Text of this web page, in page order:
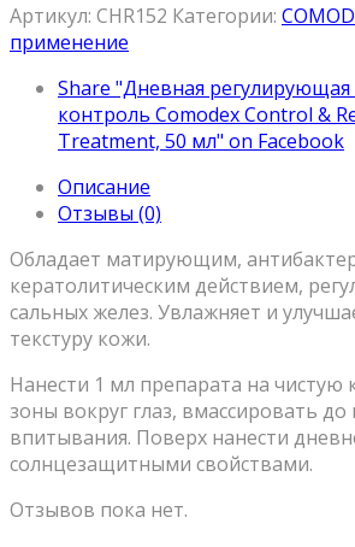
Артикул: CHR152 Категории:
применение
Share "Дневная
контроль Comodex Control &
Treatment, 50 мл" on Facebook
Описание
Отзывы (0)
Обладает матирующим,
кератолитическим действием,
сальных желез. Увлажняет и
текстуру кожи.
Нанести 1 мл препарата на чистую
зоны вокруг глаз, вмассировать до
впитывания. Поверх нанести
солнцезащитными свойствами.
Отзывов пока нет.